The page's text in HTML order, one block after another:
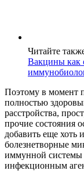
Читайте
Вакцины как
Поэтому в момент
полностью
расстройства,
прочие состояния
добавить еще
болезнетворные
иммунной системы
инфекционным